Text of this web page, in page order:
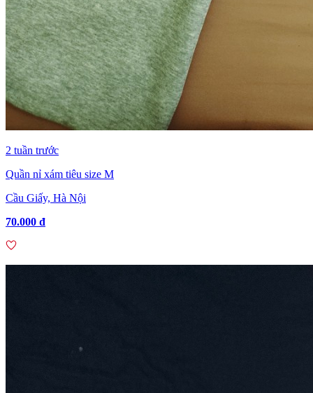
2 tuần trước
Quần nỉ xám tiêu size M
Cầu Giấy, Hà Nội
70.000 đ